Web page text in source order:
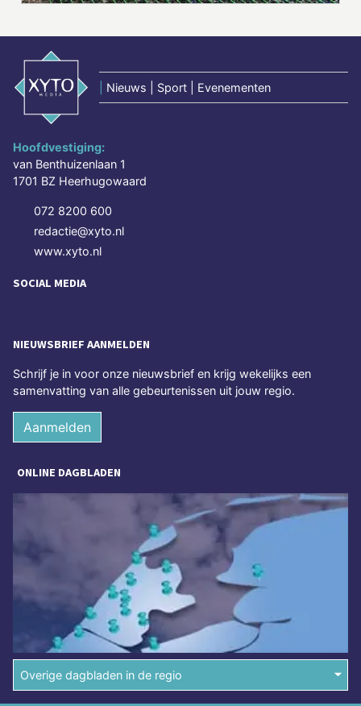
Nieuws | Sport | Evenementen
Hoofdvestiging:
van Benthuizenlaan 1
1701 BZ Heerhugowaard
072 8200 600
redactie@xyto.nl
www.xyto.nl
SOCIAL MEDIA
NIEUWSBRIEF AANMELDEN
Schrijf je in voor onze nieuwsbrief en krijg wekelijks een
samenvatting van alle gebeurtenissen uit jouw regio.
Aanmelden
ONLINE DAGBLADEN
Overige dagbladen in de regio